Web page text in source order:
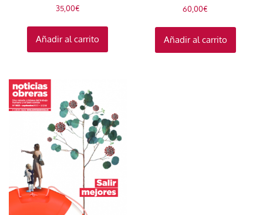
35,00€
Añadir al carrito
60,00€
Añadir al carrito